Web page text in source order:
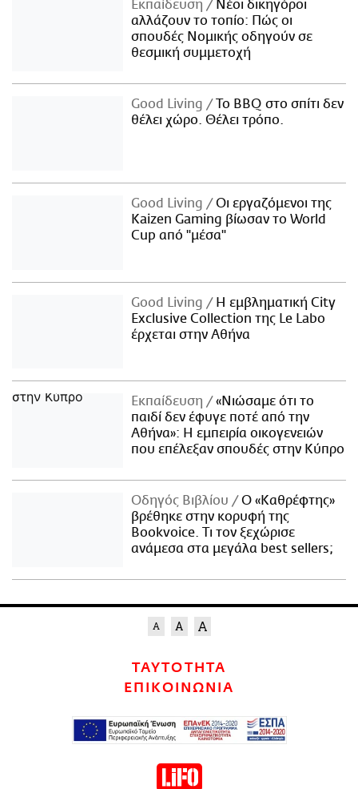
Εκπαίδευση
Νέοι δικηγόροι
αλλάζουν το τοπίο: Πώς οι
σπουδές Νομικής οδηγούν σε
θεσμική συμμετοχή
Good Living
Το BBQ στο σπίτι δεν
θέλει χώρο. Θέλει τρόπο.
Good Living
Οι εργαζόμενοι της
Kaizen Gaming βίωσαν το World
Cup από "μέσα"
Good Living
Η εμβληματική City
Exclusive Collection της Le Labo
έρχεται στην Αθήνα
Εκπαίδευση
«Νιώσαμε ότι το
παιδί δεν έφυγε ποτέ από την
Αθήνα»: Η εμπειρία οικογενειών
που επέλεξαν σπουδές στην Κύπρο
Οδηγός Βιβλίου
Ο «Καθρέφτης»
βρέθηκε στην κορυφή της
Bookvoice. Τι τον ξεχώρισε
ανάμεσα στα μεγάλα best sellers;
ΤΑΥΤΟΤΗΤΑ
ΕΠΙΚΟΙΝΩΝΙΑ